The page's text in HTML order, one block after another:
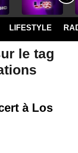
LIFESTYLE
le tag
à Los